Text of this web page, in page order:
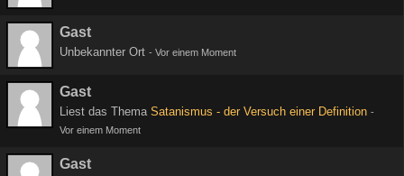
Gast
Unbekannter Ort - Vor einem Moment
Gast
Liest das Thema Satanismus - der Versuch einer Definition -
Vor einem Moment
Gast